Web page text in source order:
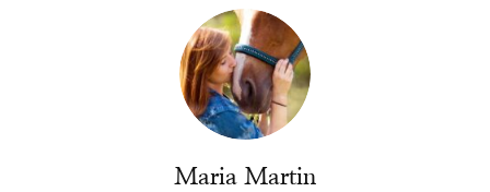
Maria Martin